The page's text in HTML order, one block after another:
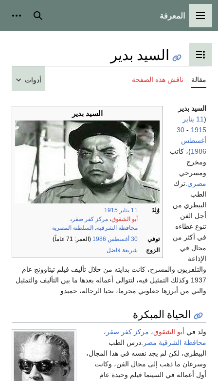
القائمة الرئيسية
المعرفة بحث
تبديل عرض جدول المحتويات
السيد بدير
مقالة ناقش هذه الصفحة أدوات
السيد بدير
وُلِدَ 11 يناير
1915
أبو الشقوق، مركز كفر صقر ،
محافظة الشرقية، السلطنة المصرية
توفي
30 أغسطس 1986 (العمر: 71 عاماً)
الزوج
شريفة فاضل
السيد بدير
(11 يناير
1915
-
30
أغسطس
1986)، كاتب
ومخرج
ومسرحي
مصري .ترك
الطب
البيطري من
أجل الفن
تنوع عطاءه
في أكثر من
مجال في
الإذاعة
والتلفزيون والمسرح، كانت بدايته من خلال تأليف فيلم تيتاوونج عام
1937 وكذلك التمثيل فيه، لتتوالى أعماله بعدها ما بين التأليف والتمثيل
والتي من أبرزها جعلوني مجرما، تحيا الرجالة، حميدو.
الحياة المبكرة
ولد في أبو الشقوق، مركز كفر صقر ،
محافظة الشرقية مصر .درس الطب
البيطري، لكن لم يجد نفسه في هذا المجال،
وسرعان ما ذهب إلى مجال الفن، وكانت
أول أعماله في السينما فيلم وحيدة عام